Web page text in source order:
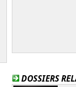
DOSSIERS